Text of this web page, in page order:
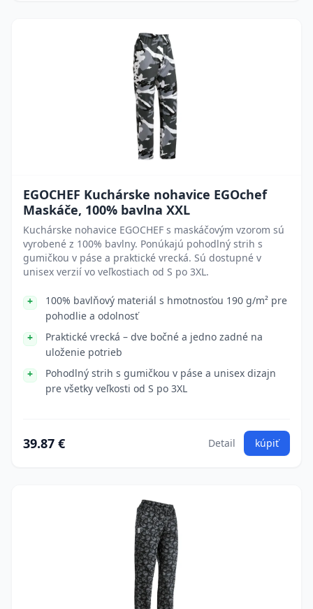
EGOCHEF Kuchárske nohavice EGOchef
Maskáče, 100% bavlna XXL
Kuchárske nohavice EGOCHEF s maskáčovým vzorom sú
vyrobené z 100% bavlny. Ponúkajú pohodlný strih s
gumičkou v páse a praktické vrecká. Sú dostupné v
unisex verzií vo veľkostiach od S po 3XL.
100% bavlňový materiál s hmotnosťou 190 g/m² pre
pohodlie a odolnosť
Praktické vrecká – dve bočné a jedno zadné na
uloženie potrieb
Pohodlný strih s gumičkou v páse a unisex dizajn
pre všetky veľkosti od S po 3XL
39.87 € Detail kúpiť